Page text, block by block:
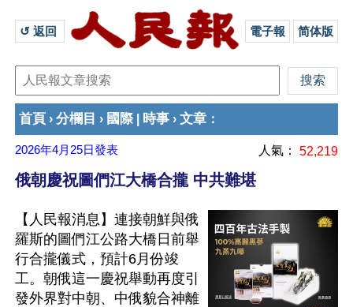
↺ 返回 電子報 简体版
首頁 › 分欄目 › 國際| 時事 › 文章 ：
2026年4月25日發表 人氣： 52,219
俄朝慶祝圖們江大橋合攏 中共難堪
【人民報消息】連接朝鮮與俄
羅斯的圖們江公路大橋日前舉
行合攏儀式，預計6月份竣
工。朝俄這一慶祝舉動再度引
發外界對中朝、中俄貌合神離